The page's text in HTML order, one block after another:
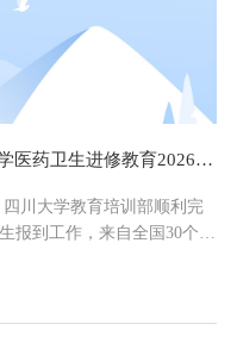
春潮启新程 进修谱新篇——四川大学医药卫生进修教育2026年3月批次新生报到工作圆满完成
川大学教育培训部顺利完
报到工作，来自全国30个省
修新生将分赴四川大学华